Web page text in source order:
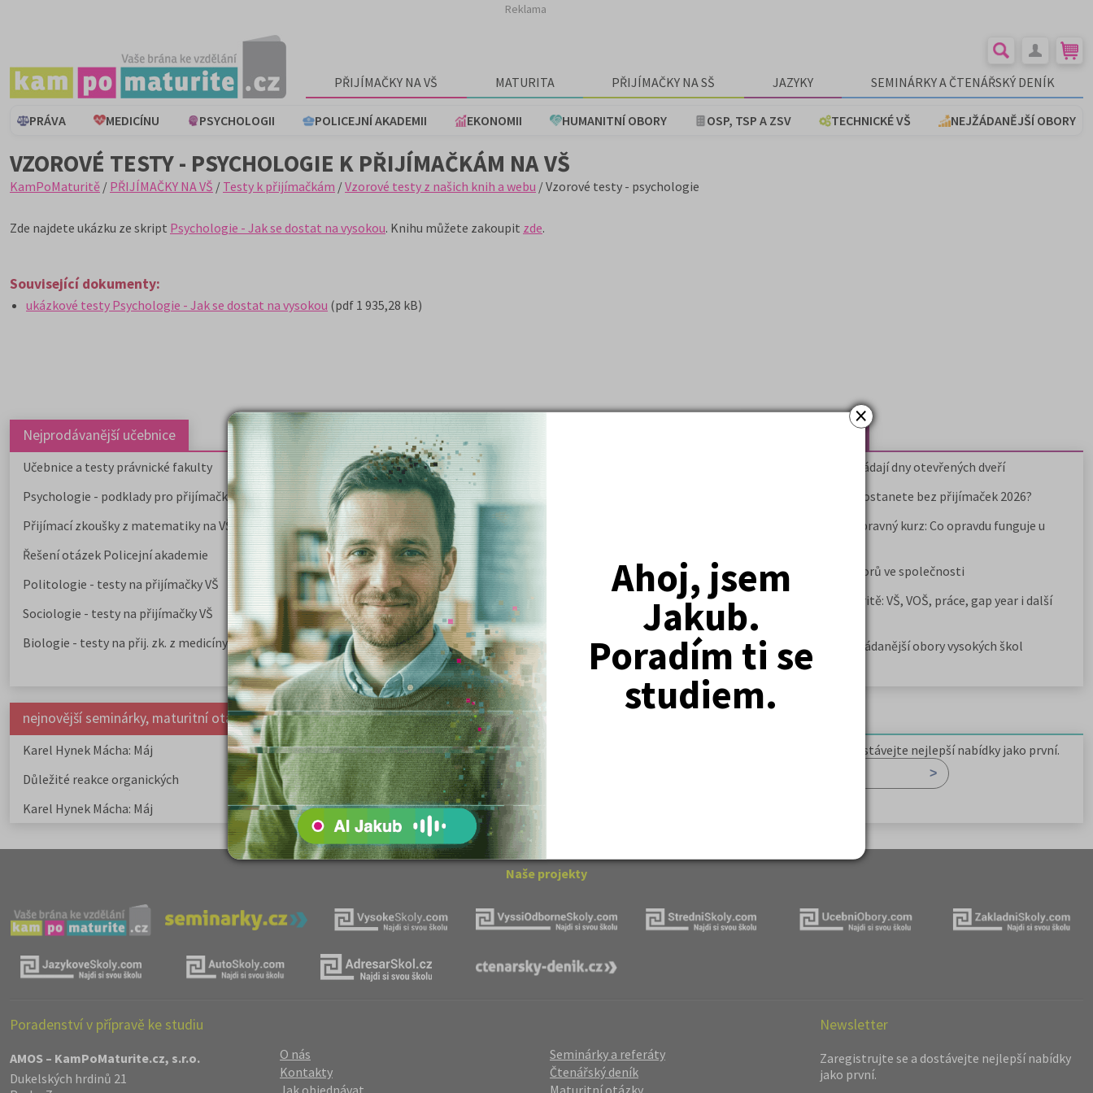
×
Ahoj, jsem
Jakub.
Poradím ti se
studiem.
Reklama
PŘIJÍMAČKY NA VŠ MATURITA PŘIJÍMAČKY NA SŠ JAZYKY SEMINÁRKY A ČTENÁŘSKÝ DENÍK
PRÁVA MEDICÍNU PSYCHOLOGII POLICEJNÍ AKADEMII EKONOMII HUMANITNÍ OBORY OSP, TSP A ZSV TECHNICKÉ VŠ NEJŽÁDANĚJŠÍ OBORY
VZOROVÉ TESTY - PSYCHOLOGIE K PŘIJÍMAČKÁM NA VŠ
KamPoMaturitě / PŘIJÍMAČKY NA VŠ / Testy k přijímačkám /Vzorové testy z našich knih a webu / Vzorové testy - psychologie
Zde najdete ukázku ze skript Psychologie - Jak se dostat na vysokou. Knihu můžete zakoupit zde.
Související dokumenty:
ukázkové testy Psychologie - Jak se dostat na vysokou (pdf 1 935,28 kB)
Nejprodávanější učebnice
Učebnice a testy právnické fakulty
Psychologie - podklady pro přijímačky
Přijímací zkoušky z matematiky na VŠE Praha
Řešení otázek Policejní akademie
Politologie - testy na přijímačky VŠ
Sociologie - testy na přijímačky VŠ
Biologie - testy na přij. zk. z medicíny
Nejžádanější kurzy
Právnické fakulty
Psychologie
Lékařské fakulty, farmacie
Společenské a human. vědy
Ekonomické fakulty
Žurnalistika
Politologie a mezinár. vztahy
Policejní akademie
Kdy vysoké školy pořádají dny otevřených dveří
Na které fakulty se dostanete bez přijímaček 2026?
Samostudium vs. přípravný kurz: Co opravdu funguje u
Prestiž a vnímání oborů ve společnosti
Rozcestník po maturitě: VŠ, VOŠ, práce, gap year i další
Jak se dostat na nejžádanější obory vysokých škol
nejnovější seminárky, maturitní otázky a čtenářsky deník
Karel Hynek Mácha: Máj
Karel Havlíček Borovský: Tyrolské
elegie
Kritika hry M. L. King v Salesiánském
divadle
Důležité reakce organických
sloučenin a jejich význam
Zákonitosti v elektronové struktuře
Základní charakteristiky obyvatelstva
a geografie sídel
Karel Hynek Mácha: Máj
Karel Havlíček Borovský: Tyrolské
elegie
Romain Rolland: Petr a Lucie
Zaregistrujte se a dostávejte nejlepší nabídky jako první.
Naše projekty
Poradenství v přípravě ke studiu
AMOS – KamPoMaturite.cz, s.r.o.
Dukelských hrdinů 21
O nás
Kontakty
Jak objednávat
Seminárky a referáty
Čtenářský deník
Maturitní otázky
Newsletter
Zaregistrujte se a dostávejte nejlepší nabídky
jako první.